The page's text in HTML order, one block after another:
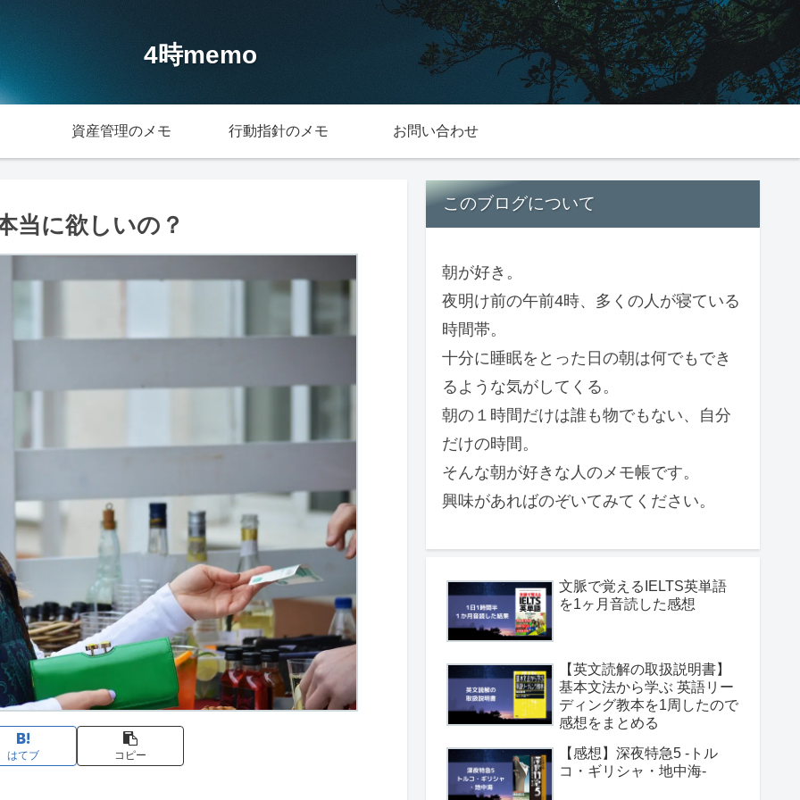
4時memo
資産管理のメモ 行動指針のメモ お問い合わせ
当に欲しいの？
はてブ コピー
このブログについて
朝が好き。
夜明け前の午前4時、多くの人が寝ている
時間帯。
十分に睡眠をとった日の朝は何でもでき
るような気がしてくる。
朝の１時間だけは誰も物でもない、自分
だけの時間。
そんな朝が好きな人のメモ帳です。
興味があればのぞいてみてください。
文脈で覚えるIELTS英単語
を1ヶ月音読した感想
【英文読解の取扱説明書】
基本文法から学ぶ 英語リー
ディング教本を1周したので
感想をまとめる
【感想】深夜特急5 -トル
コ・ギリシャ・地中海-